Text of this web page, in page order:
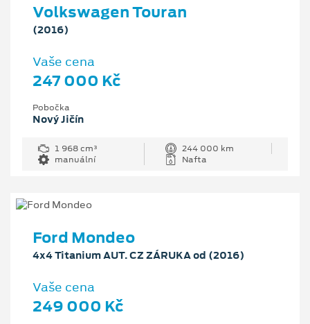
Volkswagen Touran
(2016)
Vaše cena
247 000 Kč
Pobočka
Nový Jičín
1 968 cm³
244 000 km
manuální
Nafta
Ford Mondeo
4x4 Titanium AUT. CZ ZÁRUKA od (2016)
Vaše cena
249 000 Kč